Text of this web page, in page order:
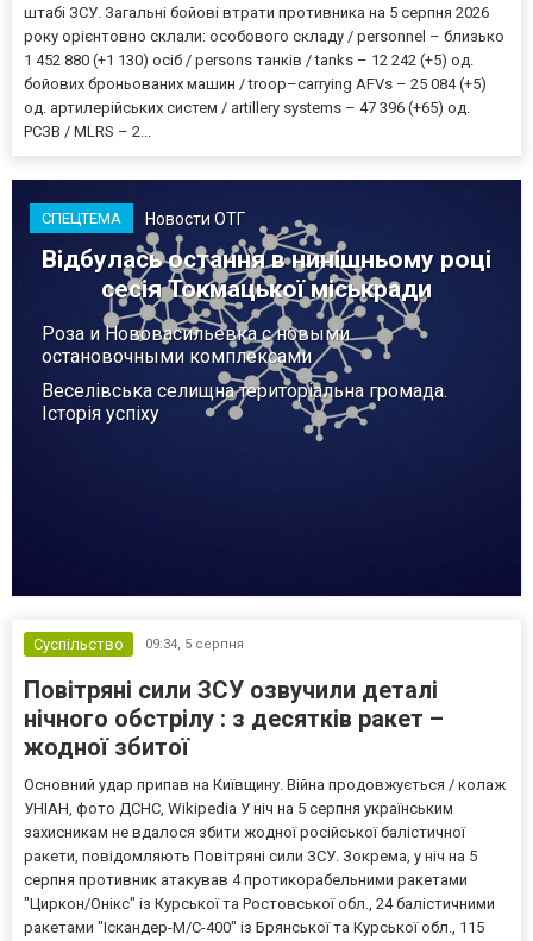
штабі ЗСУ. Загальні бойові втрати противника на 5 серпня 2026
року орієнтовно склали: особового складу / personnel – близько
1 452 880 (+1 130) осіб / persons танків / tanks – 12 242 (+5) од.
бойових броньованих машин / troop–carrying AFVs – 25 084 (+5)
од. артилерійських систем / artillery systems – 47 396 (+65) од.
РСЗВ / MLRS – 2...
СПЕЦТЕМА Новости ОТГ
Відбулась остання в нинішньому році
сесія Токмацької міськради
Роза и Нововасильевка с новыми
остановочными комплексами
Веселівська селищна територіальна громада.
Історія успіху
Суспільство 09:34, 5 серпня
Повітряні сили ЗСУ озвучили деталі
нічного обстрілу : з десятків ракет –
жодної збитої
Основний удар припав на Київщину. Війна продовжується / колаж
УНІАН, фото ДСНС, Wikipedia У ніч на 5 серпня українським
захисникам не вдалося збити жодної російської балістичної
ракети, повідомляють Повітряні сили ЗСУ. Зокрема, у ніч на 5
серпня противник атакував 4 протикорабельними ракетами
"Циркон/Онікс" із Курської та Ростовської обл., 24 балістичними
ракетами "Іскандер-М/С-400" із Брянської та Курської обл., 115